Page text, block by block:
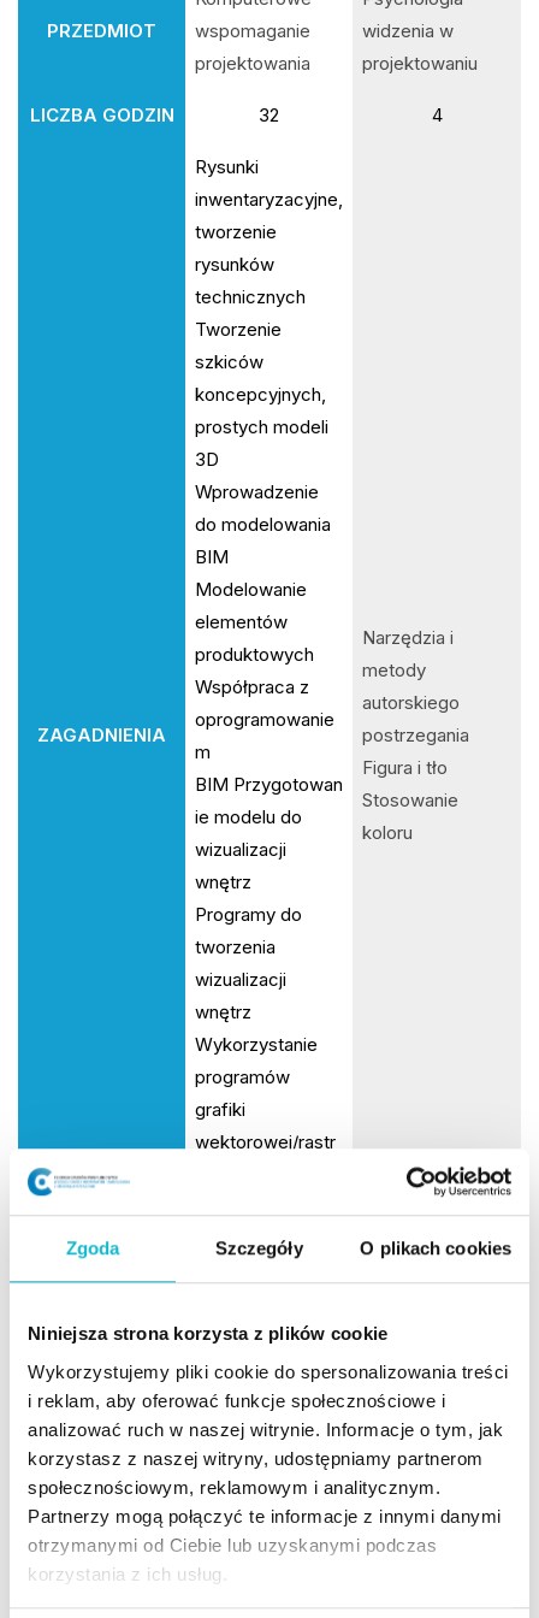
Zgoda Szczegóły O plikach cookies
Niniejsza strona korzysta z plików cookie
Wykorzystujemy pliki cookie do spersonalizowania treści
i reklam, aby oferować funkcje społecznościowe i
analizować ruch w naszej witrynie. Informacje o tym, jak
korzystasz z naszej witryny, udostępniamy partnerom
społecznościowym, reklamowym i analitycznym.
Partnerzy mogą połączyć te informacje z innymi danymi
otrzymanymi od Ciebie lub uzyskanymi podczas
korzystania z ich usług.
PRZEDMIOT
wspomaganie
projektowania
widzenia w
projektowaniu
LICZBA GODZIN 32 4
ZAGADNIENIA
Rysunki
inwentaryzacyjne,
tworzenie
rysunków
technicznych
Tworzenie
szkiców
koncepcyjnych,
prostych modeli
3D
Wprowadzenie
do modelowania
BIM
Modelowanie
elementów
produktowych
Współpraca z
oprogramowanie
m
BIM Przygotowan
ie modelu do
wizualizacji
wnętrz
Programy do
tworzenia
wizualizacji
wnętrz
Wykorzystanie
programów
grafiki
wektorowej/rastr
moodboardów /
Narzędzia i
metody
autorskiego
postrzegania
Figura i tło
Stosowanie
koloru
PRZEDMIOT
projektowe
Ergonomia
LICZBA GODZIN 8 8
Elementy Design
Projektowanie z
uwzględnieniem
osób o